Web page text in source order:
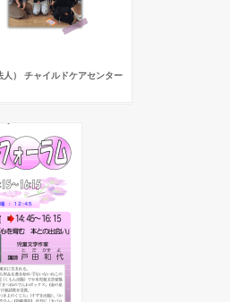
） チャイルドケアセンター